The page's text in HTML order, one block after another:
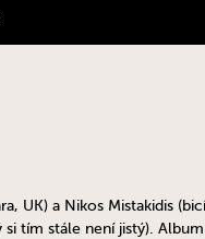
UK) a Nikos Mistakidis
tím stále není jistý). Album